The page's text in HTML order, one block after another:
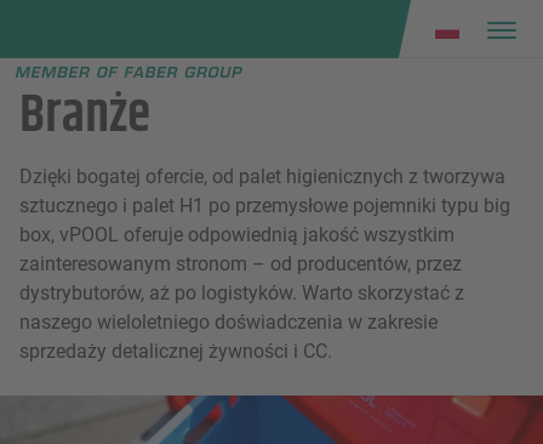
menu
Branże
Dzięki bogatej ofercie, od palet higienicznych z tworzywa
sztucznego i palet H1 po przemysłowe pojemniki typu big
box, vPOOL oferuje odpowiednią jakość wszystkim
zainteresowanym stronom – od producentów, przez
dystrybutorów, aż po logistyków. Warto skorzystać z
naszego wieloletniego doświadczenia w zakresie
sprzedaży detalicznej żywności i CC.